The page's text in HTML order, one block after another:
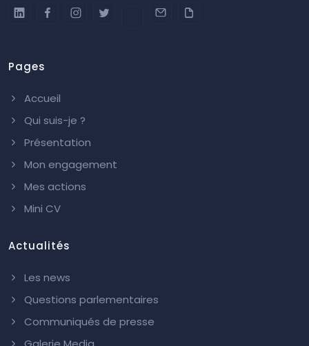
Pages
Accueil
Qui suis-je ?
Présentation
Mon engagement
Mes actions
Mini CV
Actualités
Les news
Questions parlementaires
Communiqués de presse